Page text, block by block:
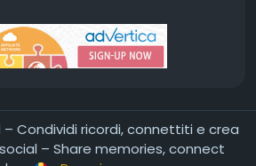
Condividi ricordi, connettiti e crea
– Share memories, connect